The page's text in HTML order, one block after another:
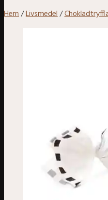
Hem/Livsmedel/